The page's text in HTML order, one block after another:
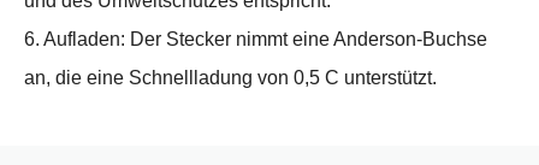
6. Aufladen: Der Stecker nimmt eine Anderson-Buchse
an, die eine Schnellladung von 0,5 C unterstützt.